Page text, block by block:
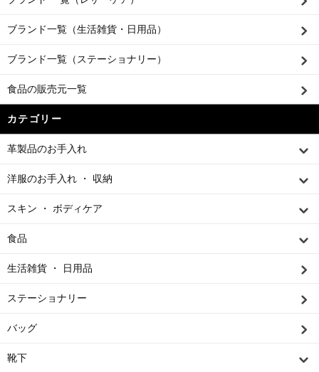
ブランド一覧（生活雑貨・日用品）
ブランド一覧（ステーショナリー）
食品の販売元一覧
カテゴリー
革製品のお手入れ
洋服のお手入れ ・ 収納
スキン ・ ボディケア
食品
生活雑貨 ・ 日用品
ステーショナリー
バッグ
靴下